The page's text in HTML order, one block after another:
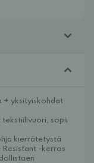
+ yksityiskohdat
tekstiilivuori, sopii
kierrätetystä
Resistant -kerros